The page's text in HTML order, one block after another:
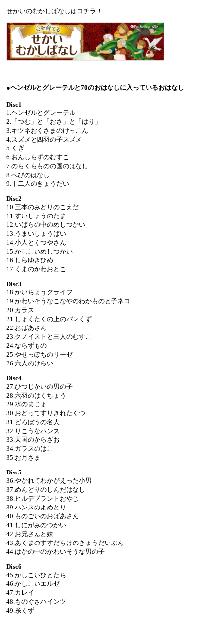
せかいのむかしばなしはコチラ！
●ヘンゼルとグレーテルと70のおはなしに入っているおはなし
Disc1
1.ヘンゼルとグレーテル
2.「つむ」と「おさ」と「はり」
3.キツネおくさまのけっこん
4.スズメと四羽の子スズメ
5.くぎ
6.おんしらずのむすこ
7.のらくらものの国のはなし
8.へびのはなし
9.十二人のきょうだい
Disc2
10.三本のみどりのこえだ
11.すいしょうのたま
12.いばらの中のめしつかい
13.うまいしょうばい
14.小人とくつやさん
15.かしこいめしつかい
16.しらゆきひめ
17.くまのかわおとこ
Disc3
18.かいちょうグライフ
19.かわいそうなこなやのわかものと子ネコ
20.カラス
21.しょくたくの上のパンくず
22.おばあさん
23.クノイストと三人のむすこ
24.ならずもの
25.やせっぽちのリーゼ
26.六人のけらい
Disc4
27.ひつじかいの男の子
28.六羽のはくちょう
29.水のまじょ
30.おどってすりきれたくつ
31.どろぼうの名人
32.りこうなハンス
33.天国のからざお
34.ガラスのはこ
35.お月さま
Disc5
36.やかれてわかがえった小男
37.めんどりのしんだはなし
38.ヒルデブラントおやじ
39.ハンスのよめとり
40.ものごいのおばあさん
41.しにがみのつかい
42.お兄さんと妹
43.あくまのすすだらけのきょうだいぶん
44.はかの中のかわいそうな男の子
Disc6
45.かしこいひとたち
46.かしこいエルゼ
47.カレイ
48.ものぐさハインツ
49.糸くず